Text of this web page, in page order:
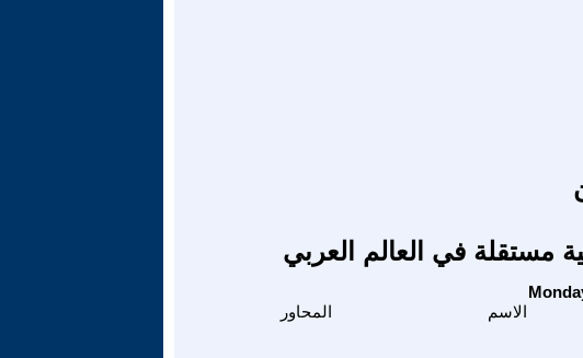
مستقلة في العالم العربي
الاسم